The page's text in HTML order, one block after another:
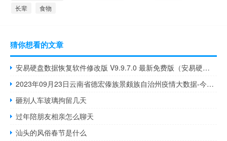
长辈 食物
猜你想看的文章
安易硬盘数据恢复软件修改版 V9.9.7.0 最新免费版（安易硬盘数据恢复软件修改版 V9.9.7.0 最新免费版功能简介）
2023年09月23日云南省德宏傣族景颇族自治州疫情大数据-今日/今天疫情全网搜索最新实时消息动态情况通知播报
砸别人车玻璃拘留几天
过年陪朋友相亲怎么聊天
汕头的风俗春节是什么